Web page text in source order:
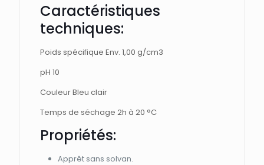
Caractéristiques
techniques:
Poids spécifique Env. 1,00 g/cm3
pH 10
Couleur Bleu clair
Temps de séchage 2h à 20 °C
Propriétés:
Apprêt sans solvan.